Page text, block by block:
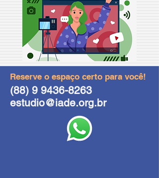
Reserve o espaço certo para você!
(88) 9 9436-8263
estudio@iade.org.br